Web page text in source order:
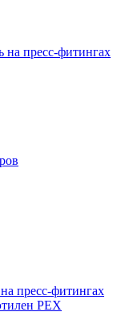
на пресс-фитингах
пресс-фитингах
PEX